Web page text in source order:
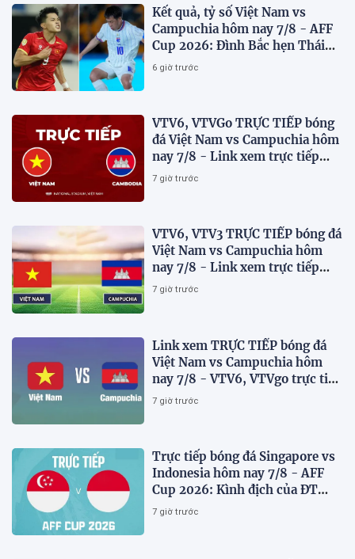
Kết quả, tỷ số Việt Nam vs
Campuchia hôm nay 7/8 - AFF
Cup 2026: Đình Bắc hẹn Thái
Lan ở chung kết?
6 giờ trước
VTV6, VTVGo TRỰC TIẾP bóng
đá Việt Nam vs Campuchia hôm
nay 7/8 - Link xem trực tiếp
AFF Cup 2026 mới nhất
7 giờ trước
VTV6, VTV3 TRỰC TIẾP bóng đá
Việt Nam vs Campuchia hôm
nay 7/8 - Link xem trực tiếp
AFF Cup 2026 mới nhất
7 giờ trước
Link xem TRỰC TIẾP bóng đá
Việt Nam vs Campuchia hôm
nay 7/8 - VTV6, VTVgo trực tiếp
AFF Cup 2026
7 giờ trước
Trực tiếp bóng đá Singapore vs
Indonesia hôm nay 7/8 - AFF
Cup 2026: Kình địch của ĐT
Việt Nam thua đau?
7 giờ trước